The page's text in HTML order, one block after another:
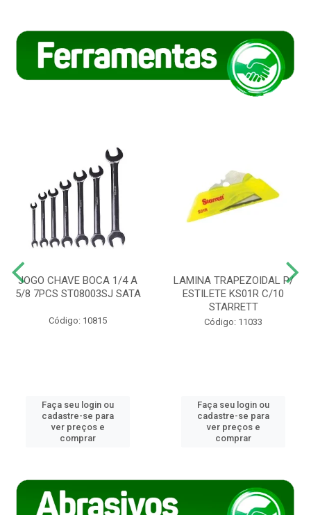
JOGO CHAVE BOCA 1/4 A
5/8 7PCS ST08003SJ SATA
Código: 10815
Faça seu login ou
cadastre-se para
ver preços e
comprar
LAMINA TRAPEZOIDAL P/
ESTILETE KS01R C/10
STARRETT
Código: 11033
Faça seu login ou
cadastre-se para
ver preços e
comprar